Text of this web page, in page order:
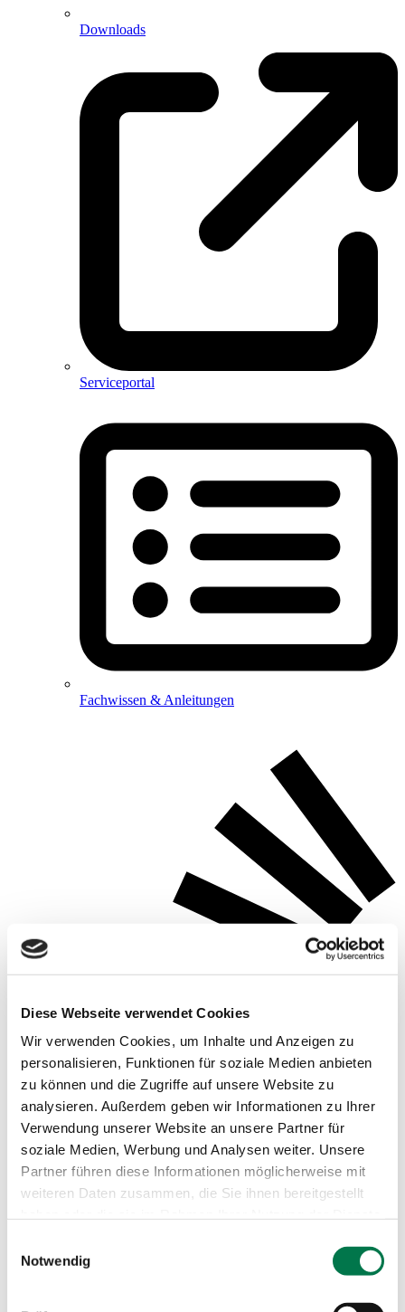
Diese Webseite verwendet Cookies
Wir verwenden Cookies, um Inhalte und Anzeigen zu
personalisieren, Funktionen für soziale Medien anbieten
zu können und die Zugriffe auf unsere Website zu
analysieren. Außerdem geben wir Informationen zu Ihrer
Verwendung unserer Website an unsere Partner für
soziale Medien, Werbung und Analysen weiter. Unsere
Partner führen diese Informationen möglicherweise mit
weiteren Daten zusammen, die Sie ihnen bereitgestellt
Notwendig
Downloads
Serviceportal
Fachwissen & Anleitungen
Beispielsauswertungen